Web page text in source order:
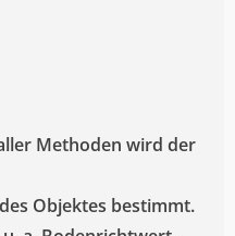
Methoden wird der
Objektes bestimmt.